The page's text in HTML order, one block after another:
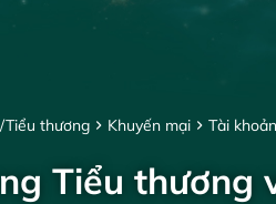
Tiểu thương Khuyến mại Tài khoản
Tiểu thương